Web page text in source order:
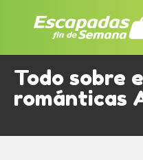
Todo sobre
románticas